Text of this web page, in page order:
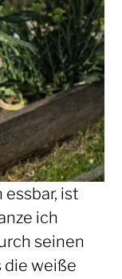
essbar, ist
ich
seinen
die weiße